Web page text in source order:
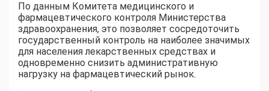
По данным Комитета медицинского и
фармацевтического контроля Министерства
здравоохранения, это позволяет сосредоточить
государственный контроль на наиболее значимых
для населения лекарственных средствах и
одновременно снизить административную
нагрузку на фармацевтический рынок.